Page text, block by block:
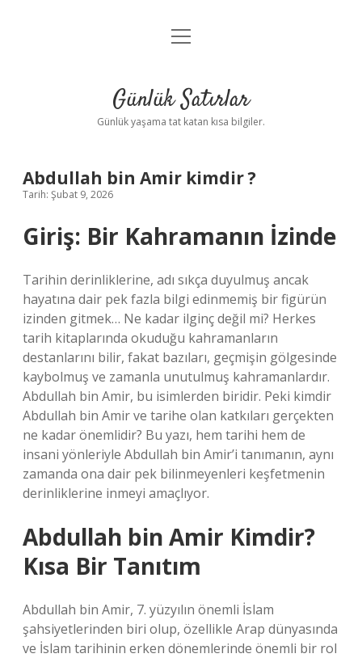
Anasayfa
Yasal Uyarı
menüyü
Günlük Satırlar
Günlük yaşama tat katan kısa bilgiler.
Abdullah bin Amir kimdir ?
Tarih: Şubat 9, 2026
Giriş: Bir Kahramanın İzinde
Tarihin derinliklerine, adı sıkça duyulmuş ancak
hayatına dair pek fazla bilgi edinmemiş bir figürün
izinden gitmek… Ne kadar ilginç değil mi? Herkes
tarih kitaplarında okuduğu kahramanların
destanlarını bilir, fakat bazıları, geçmişin gölgesinde
kaybolmuş ve zamanla unutulmuş kahramanlardır.
Abdullah bin Amir, bu isimlerden biridir. Peki kimdir
Abdullah bin Amir ve tarihe olan katkıları gerçekten
ne kadar önemlidir? Bu yazı, hem tarihi hem de
insani yönleriyle Abdullah bin Amir’i tanımanın, aynı
zamanda ona dair pek bilinmeyenleri keşfetmenin
derinliklerine inmeyi amaçlıyor.
Abdullah bin Amir Kimdir?
Kısa Bir Tanıtım
Abdullah bin Amir, 7. yüzyılın önemli İslam
şahsiyetlerinden biri olup, özellikle Arap dünyasında
ve İslam tarihinin erken dönemlerinde önemli bir rol